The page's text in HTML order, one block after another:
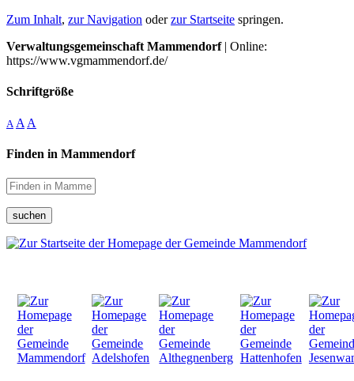
Zum Inhalt, zur Navigation oderzur Startseite springen.
Verwaltungsgemeinschaft Mammendorf| Online:
https://www.vgmammendorf.de/
Schriftgröße
A A A
Finden in Mammendorf
suchen